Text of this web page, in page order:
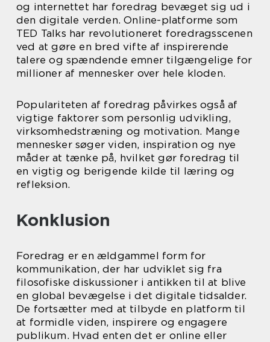
og internettet har foredrag bevæget sig ud i
den digitale verden. Online-platforme som
TED Talks har revolutioneret foredragsscenen
ved at gøre en bred vifte af inspirerende
talere og spændende emner tilgængelige for
millioner af mennesker over hele kloden.
Populariteten af foredrag påvirkes også af
vigtige faktorer som personlig udvikling,
virksomhedstræning og motivation. Mange
mennesker søger viden, inspiration og nye
måder at tænke på, hvilket gør foredrag til
en vigtig og berigende kilde til læring og
refleksion.
Konklusion
Foredrag er en ældgammel form for
kommunikation, der har udviklet sig fra
filosofiske diskussioner i antikken til at blive
en global bevægelse i det digitale tidsalder.
De fortsætter med at tilbyde en platform til
at formidle viden, inspirere og engagere
publikum. Hvad enten det er online eller